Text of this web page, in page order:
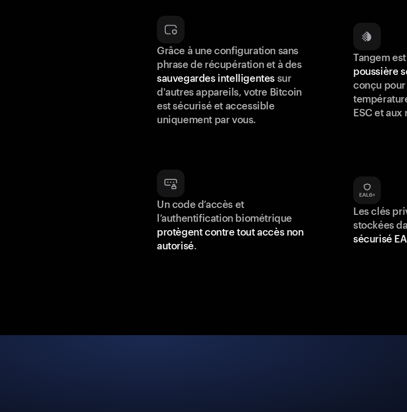
Grâce à une configuration sans
phrase de récupération et à des
sauvegardes intelligentes sur
d'autres appareils, votre Bitcoin
est sécurisé et accessible
uniquement par vous.
Tangem est
poussière
conçu
ESC et aux
Un code d’accès et
l’authentification biométrique
protègent contre tout accès non
autorisé.
Les clés
stockées
sécurisé